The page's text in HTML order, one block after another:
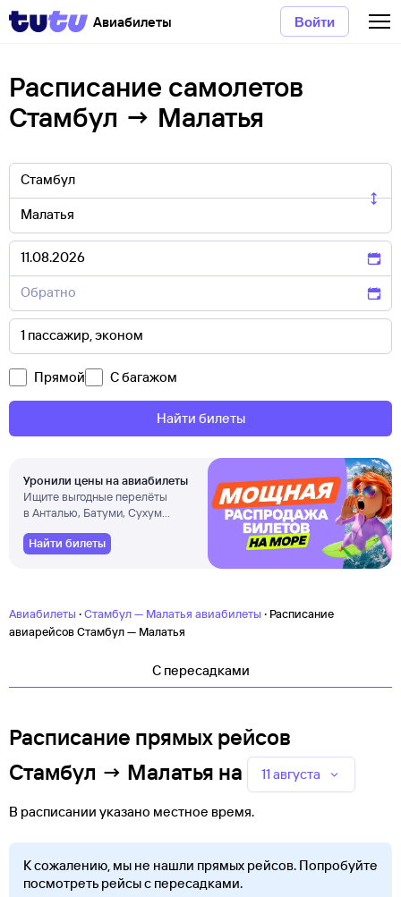
Авиабилеты Войти
Расписание самолетов
Стамбул → Малатья
Прямой С багажом
Найти билеты
Уронили цены на авиабилеты
Ищите выгодные перелёты
в Анталью, Батуми, Сухум
Найти билеты
Авиабилеты ·Стамбул — Малатья авиабилеты · Расписание
авиарейсов Стамбул — Малатья
C пересадками
Расписание прямых рейсов
Стамбул → Малатья на 11 августа
В расписании указано местное время.
К сожалению, мы не нашли прямых рейсов. Попробуйте
посмотреть рейсы с пересадками.